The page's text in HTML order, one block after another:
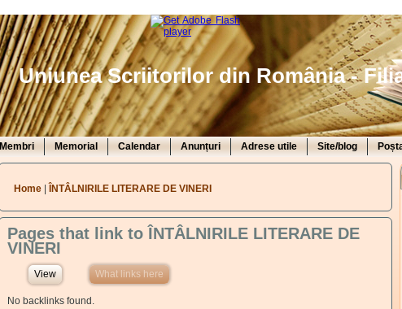
Uniunea Scriitorilor din România -
Membri Memorial Calendar Anunțuri Adrese utile Site/blog
You are here
Home ÎNTÂLNIRILE LITERARE DE VINERI
Pages that link to ÎNTÂLNIRILE LITERARE DE
VINERI
View What links here
No backlinks found.